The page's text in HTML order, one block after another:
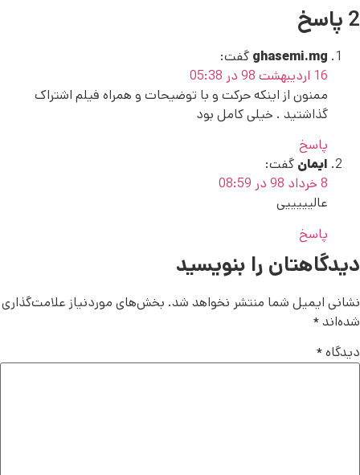
2 پاسخ
ghasemi.mg گفت:
16 اردیبهشت 98 در 05:38
ممنون از اینکه حرکت و با توضیحات و همراه فیلم اشتراک
گذاشتید . خیلی کامل بود
پاسخ
ایمان گفت:
8 خرداد 98 در 08:59
عالیییییی
پاسخ
دیدگاهتان را بنویسید
نشانی ایمیل شما منتشر نخواهد شد. بخش‌های موردنیاز علامت‌گذاری
شده‌اند*
دیدگاه*